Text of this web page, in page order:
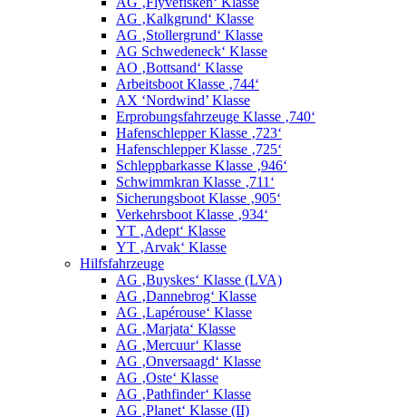
AG ‚Kalkgrund‘ Klasse
AG ‚Stollergrund‘ Klasse
AG Schwedeneck‘ Klasse
AO ‚Bottsand‘ Klasse
Arbeitsboot Klasse ‚744‘
AX ‘Nordwind’ Klasse
Erprobungsfahrzeuge Klasse ‚740‘
Hafenschlepper Klasse ‚723‘
Hafenschlepper Klasse ‚725‘
Schleppbarkasse Klasse ‚946‘
Schwimmkran Klasse ‚711‘
Sicherungsboot Klasse ‚905‘
Verkehrsboot Klasse ‚934‘
YT ‚Adept‘ Klasse
YT ‚Arvak‘ Klasse
Hilfsfahrzeuge
AG ‚Buyskes‘ Klasse (LVA)
AG ‚Dannebrog‘ Klasse
AG ‚Lapérouse‘ Klasse
AG ‚Marjata‘ Klasse
AG ‚Mercuur‘ Klasse
AG ‚Onversaagd‘ Klasse
AG ‚Oste‘ Klasse
AG ‚Pathfinder‘ Klasse
AG ‚Planet‘ Klasse (II)